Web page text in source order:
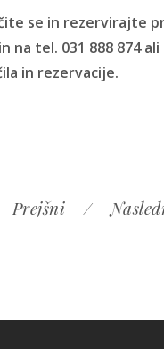
se in rezervirajte
na tel. 031 888 874
in rezervacije.
Prejšni